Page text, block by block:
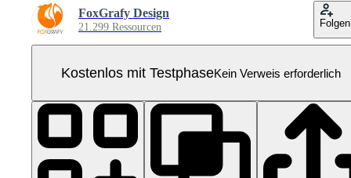
FoxGrafy Design
21.299 Ressourcen Folgen
Kostenlos mit TestphaseKein Verweis erforderlich